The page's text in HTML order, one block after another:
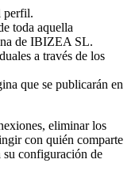
perfil.
toda aquella
de IBIZEA SL.
a través de los
que se publicarán en
eliminar los
con quién comparte
su configuración de